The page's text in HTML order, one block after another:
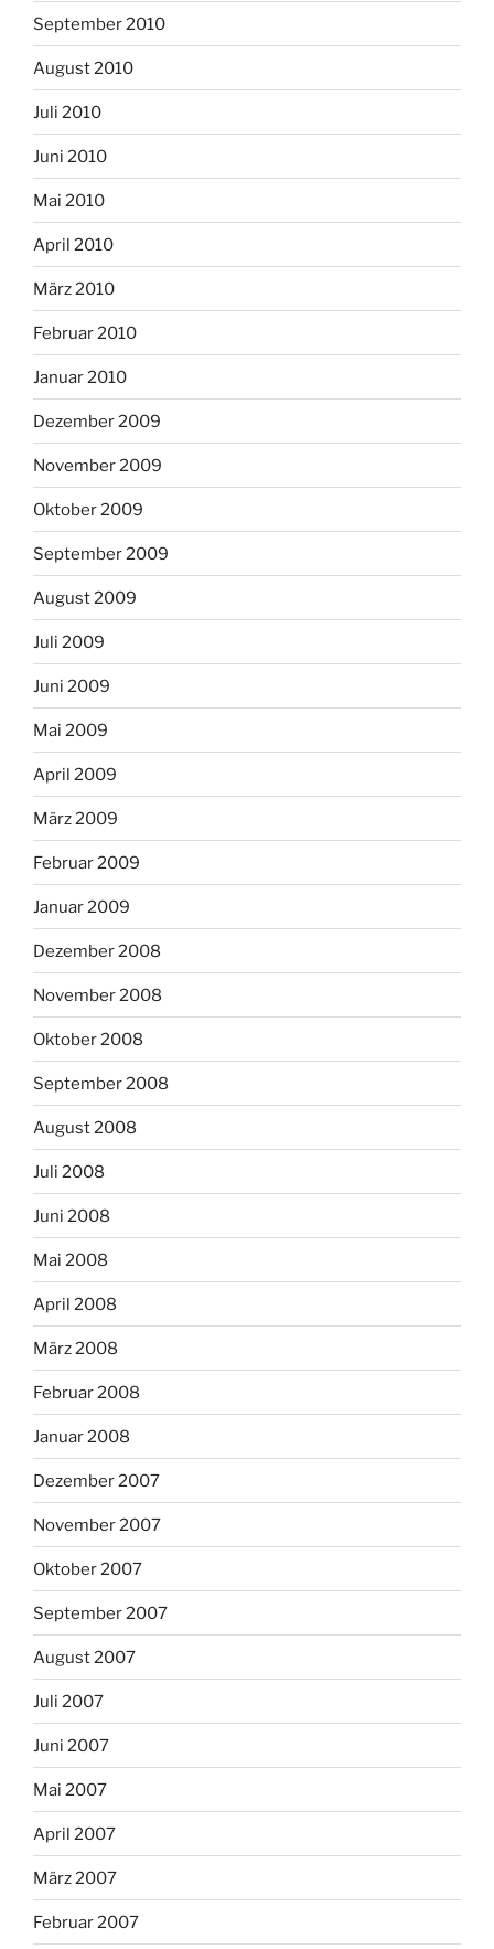
September 2010
August 2010
Juli 2010
Juni 2010
Mai 2010
April 2010
März 2010
Februar 2010
Januar 2010
Dezember 2009
November 2009
Oktober 2009
September 2009
August 2009
Juli 2009
Juni 2009
Mai 2009
April 2009
März 2009
Februar 2009
Januar 2009
Dezember 2008
November 2008
Oktober 2008
September 2008
August 2008
Juli 2008
Juni 2008
Mai 2008
April 2008
März 2008
Februar 2008
Januar 2008
Dezember 2007
November 2007
Oktober 2007
September 2007
August 2007
Juli 2007
Juni 2007
Mai 2007
April 2007
März 2007
Februar 2007